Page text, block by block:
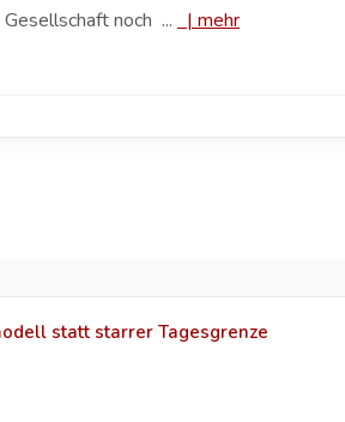
noch ... |mehr
statt starrer Tagesgrenze